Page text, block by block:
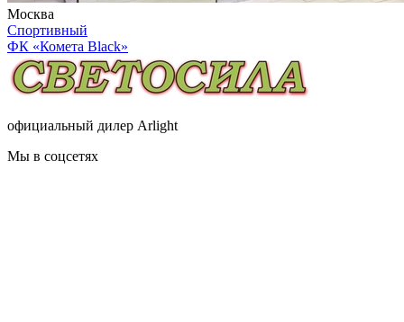
Москва
Спортивный
ФК «Комета Black»
официальный дилер Arlight
Мы в соцсетях